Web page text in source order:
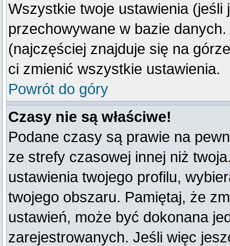
Wszystkie twoje ustawienia
przechowywane w bazie
(najczęściej znajduje się na
ci zmienić wszystkie ustawienia.
Powrót do góry
Czasy nie są właściwe!
Podane czasy są prawie na
ze strefy czasowej innej niż
ustawienia twojego profilu,
twojego obszaru. Pamiętaj, że
ustawień, może być dokonana
zarejestrowanych. Jeśli więc